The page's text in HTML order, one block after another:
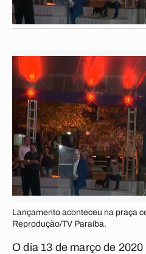
Lançamento aconteceu na praça
Reprodução/TV Paraíba.
O dia 13 de março de